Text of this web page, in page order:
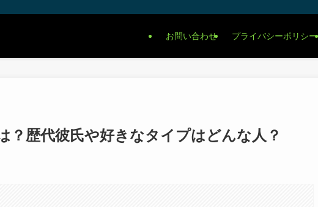
お問い合わせ プライバシーポリシー
？歴代彼氏や好きなタイプはどんな人？